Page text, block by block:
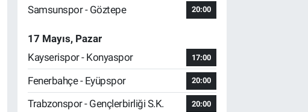
Samsunspor - Göztepe 20:00
17 Mayıs, Pazar
Kayserispor - Konyaspor
17:00
Fenerbahçe - Eyüpspor 20:00
Trabzonspor - Gençlerbirliği S.K. 20:00